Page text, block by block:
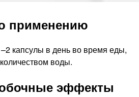
применению
капсулы в день во время еды,
воды.
эффекты